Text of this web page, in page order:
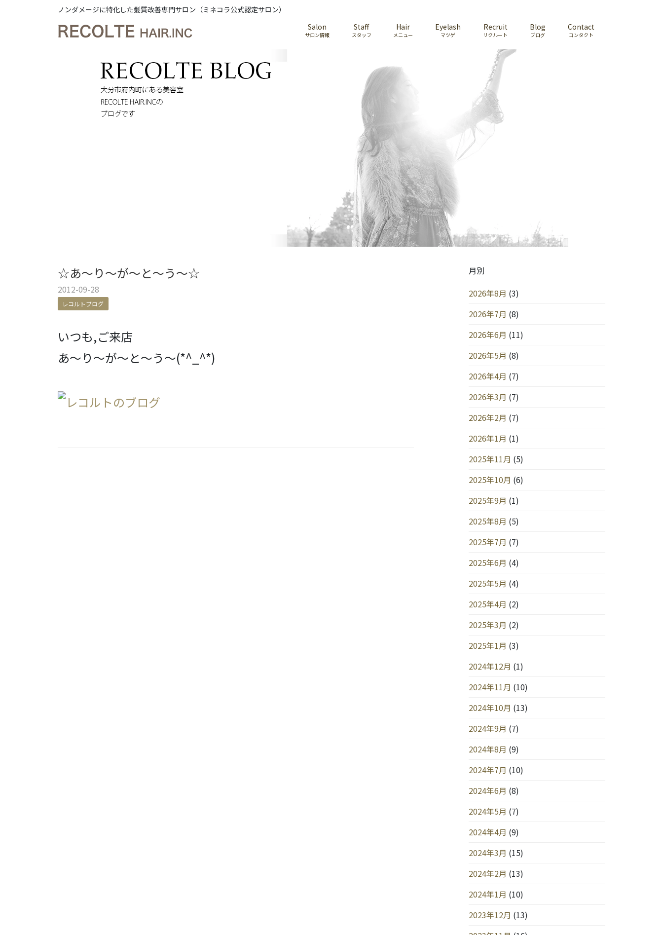
ノンダメージに特化した髪質改善専門サロン（ミネコラ公式認定サロン）
Salon
サロン情報
Staff
スタッフ
Hair
メニュー
Eyelash
マツゲ
Recruit
リクルート
Blog
ブログ
Contact
コンタクト
☆あ～り～が～と～う～☆
2012-09-28
レコルトブログ
いつも,ご来店
あ～り～が～と～う～(*^_^*)
月別
2026年8月 (3)
2026年7月 (8)
2026年6月 (11)
2026年5月 (8)
2026年4月 (7)
2026年3月 (7)
2026年2月 (7)
2026年1月 (1)
2025年11月 (5)
2025年10月 (6)
2025年9月 (1)
2025年8月 (5)
2025年7月 (7)
2025年6月 (4)
2025年5月 (4)
2025年4月 (2)
2025年3月 (2)
2025年1月 (3)
2024年12月 (1)
2024年11月 (10)
2024年10月 (13)
2024年9月 (7)
2024年8月 (9)
2024年7月 (10)
2024年6月 (8)
2024年5月 (7)
2024年4月 (9)
2024年3月 (15)
2024年2月 (13)
2024年1月 (10)
2023年12月 (13)